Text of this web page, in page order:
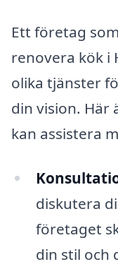
Ett företag
renovera kök i
olika tjänster
din vision. Här
kan assistera
diskutera
företaget
din stil och